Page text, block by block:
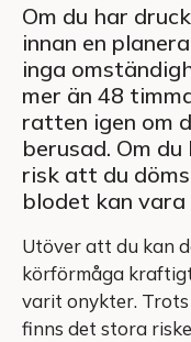
Om du har
innan en
inga
mer än 48
ratten igen om
berusad. Om
risk att du
blodet kan vara
Utöver att du kan
körförmåga
varit onykter.
finns det stora